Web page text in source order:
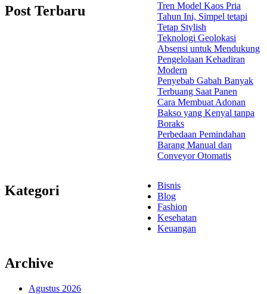
Post Terbaru
Tren Model Kaos Pria
Tahun Ini, Simpel tetapi
Tetap Stylish
Teknologi Geolokasi
Absensi untuk Mendukung
Pengelolaan Kehadiran
Modern
Penyebab Gabah Banyak
Terbuang Saat Panen
Cara Membuat Adonan
Bakso yang Kenyal tanpa
Boraks
Perbedaan Pemindahan
Barang Manual dan
Conveyor Otomatis
Kategori
Bisnis
Blog
Fashion
Kesehatan
Keuangan
Archive
Agustus 2026